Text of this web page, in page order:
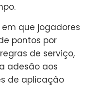
que jogadores
pontos por
de serviço,
adesão aos
de aplicação